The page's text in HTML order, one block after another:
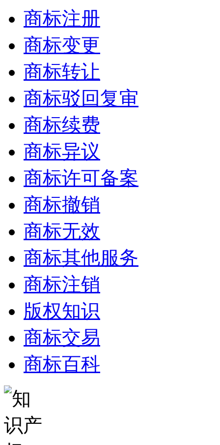
商标注册
商标变更
商标转让
商标驳回复审
商标续费
商标异议
商标许可备案
商标撤销
商标无效
商标其他服务
商标注销
版权知识
商标交易
商标百科